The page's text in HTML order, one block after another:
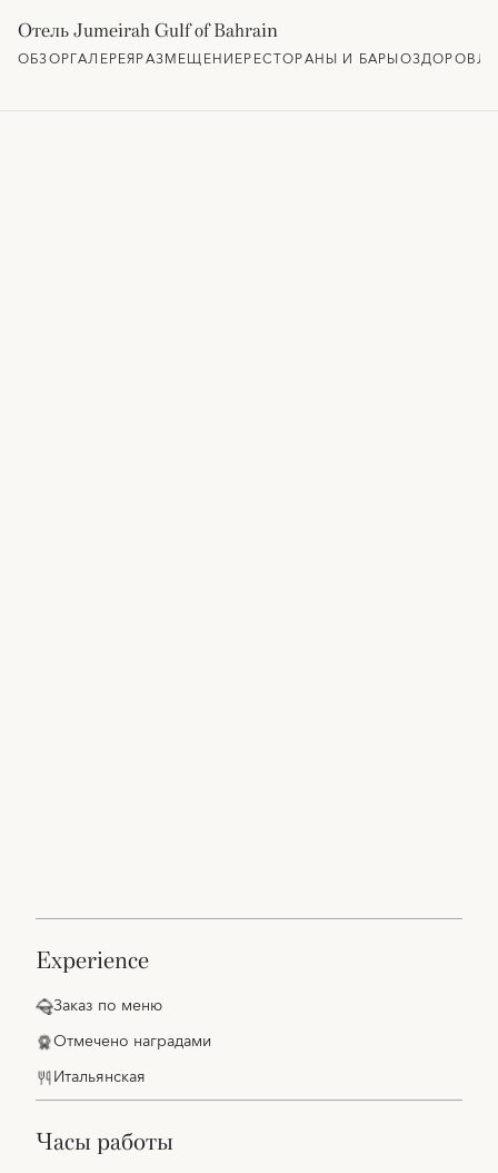
Отель Jumeirah Gulf of Bahrain
ОБЗОРГАЛЕРЕЯРАЗМЕЩЕНИЕРЕСТОРАНЫ И БАРЫ
experience
Заказ по меню
Отмечено наградами
Итальянская
часы работы